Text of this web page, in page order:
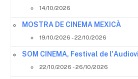
14/10/2026
MOSTRA DE CINEMA MEXICÀ
19/10/2026 - 22/10/2026
SOM CINEMA, Festival de
22/10/2026 - 26/10/2026